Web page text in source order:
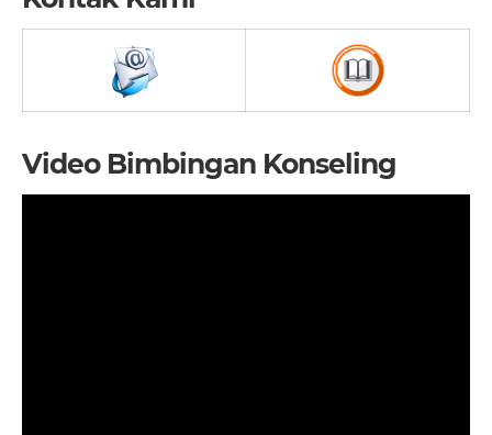
Video Bimbingan Konseling